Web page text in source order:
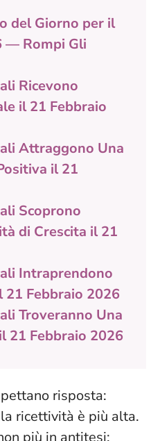
del Giorno per il
— Rompi Gli
Ricevono
il 21 Febbraio
Attraggono Una
il 21
Scoprono
di Crescita il 21
Intraprendono
Febbraio 2026
Troveranno Una
21 Febbraio 2026
risposta:
ricettività è più alta.
più in antitesi: